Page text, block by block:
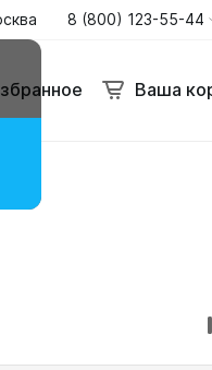
8 (800) 123-55-44
Ваша